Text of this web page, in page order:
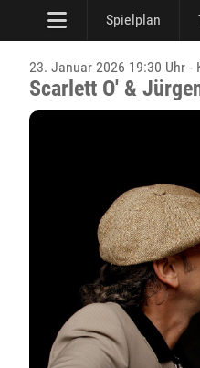
Spielplan
23. Januar 2026 19:30 Uhr -
Scarlett O' &